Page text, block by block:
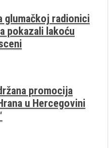
glumačkoj radionici
pokazali lakoću
promocija
u Hercegovini